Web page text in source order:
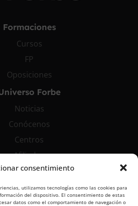
consentimiento
utilizamos tecnologías como las cookies para
del dispositivo. El consentimiento de estas
datos como el comportamiento de navegación o
Formaciones
Cursos
FP
Oposiciones
Forbe
Noticias
Conócenos
Centros
Afiliados
Contáctanos